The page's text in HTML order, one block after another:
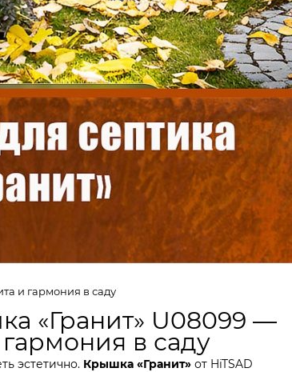
и гармония в саду
«Гранит» U08099 —
в саду
эстетично. Крышка «Гранит» от HiTSAD